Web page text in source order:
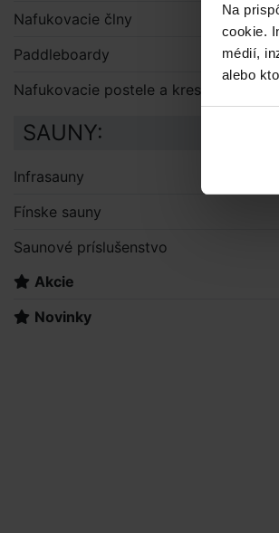
Na
cookie.
médií,
alebo
Nafukovacie člny
Paddleboardy
Nafukovacie postele a kreslá
SAUNY:
Infrasauny
Fínske sauny
Saunové príslušenstvo
Akcie
Novinky